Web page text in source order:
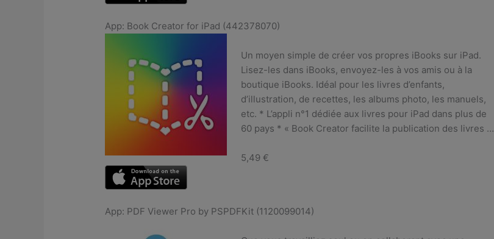
App: Book Creator for iPad (442378070)
Un moyen simple de créer vos propres iBooks sur iPad.
Lisez-les dans iBooks, envoyez-les à vos amis ou à la
boutique iBooks. Idéal pour les livres d’enfants,
d’illustration, de recettes, les albums photo, les manuels,
etc. * L’appli n°1 dédiée aux livres pour iPad dans plus de
60 pays * « Book Creator facilite la publication des livres …
5,49 €
App: PDF Viewer Pro by PSPDFKit (1120099014)